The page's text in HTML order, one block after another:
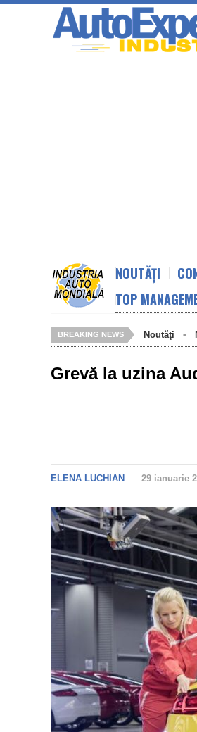
NOUTĂȚI
TOP
BREAKING NEWS Noutăţi •
Grevă la uzina
ELENA LUCHIAN 29 ianuarie